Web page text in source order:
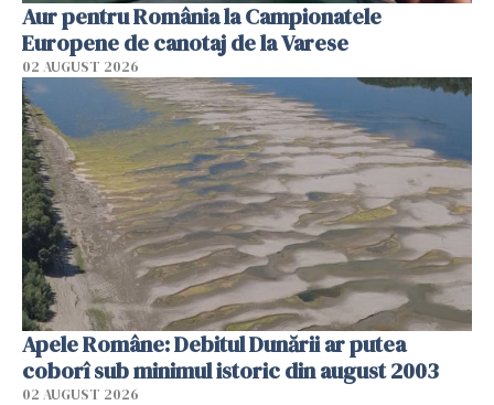
Aur pentru România la Campionatele
Europene de canotaj de la Varese
02 AUGUST 2026
Apele Române: Debitul Dunării ar putea
coborî sub minimul istoric din august 2003
02 AUGUST 2026